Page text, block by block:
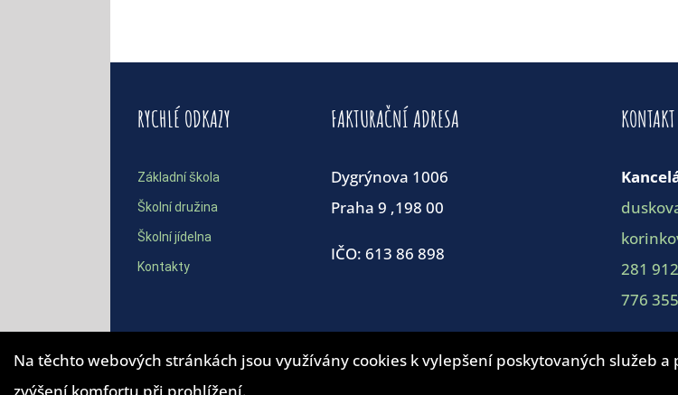
RYCHLÉ ODKAZY
Základní škola
Školní družina
Školní jídelna
Kontakty
FAKTURAČNÍ ADRESA
Dygrýnova 1006
Praha 9 ,198 00
IČO: 613 86 898
281
776
Na těchto webových stránkách jsou využívány cookies k vylepšení poskytovaných služeb a